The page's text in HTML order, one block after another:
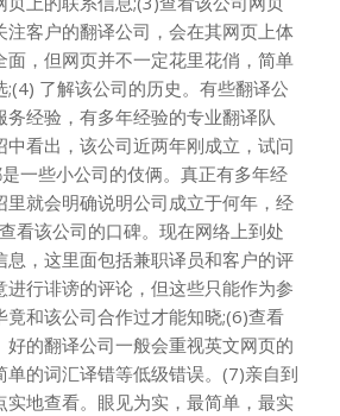
注客户的翻译公司，会在其网页上体
面，但网页并不一定花里花俏，简单
;(4) 了解该公司的历史。有些翻译公
经验，有多年经验的专业翻译队
中看出，该公司近两年刚成立，试问
一些小公司的伎俩。真正有多年经
里就会明确说明公司成立于何年，经
看该公司的口碑。现在网络上到处
息，这里面包括兼职译员和客户的评
进行诽谤的评论，但这些只能作为参
竟和该公司合作过才能知晓;(6)查看
好的翻译公司一般会重视英文网页的
单的词汇译错等低级错误。(7)亲自到
实地查看。眼见为实，最简单，最实